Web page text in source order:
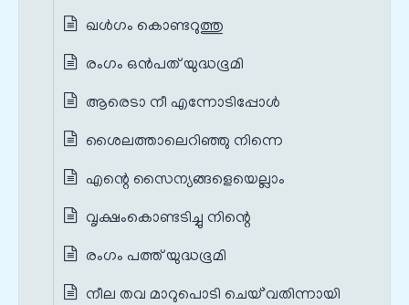
ഖള്‍ഗം കൊണ്ടറുത്തു
രംഗം ഒൻപത് യുദ്ധഭൂമി
ആരെടാ നീ എന്നോടിപ്പോൾ
ശൈലത്താലെറിഞ്ഞു നിന്നെ
എന്റെ സൈന്യങ്ങളെയെല്ലാം
വൃക്ഷംകൊണ്ടടിച്ചു നിന്റെ
രംഗം പത്ത് യുദ്ധഭൂമി
നീല തവ മാറുപൊടി ചെയ്`വതിന്നായി